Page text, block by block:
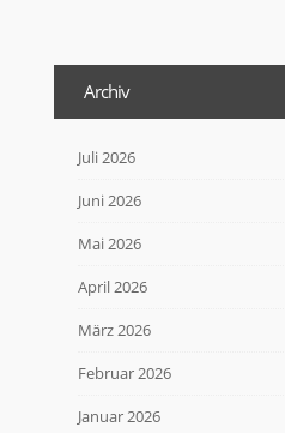
Archiv
Juli 2026
Juni 2026
Mai 2026
April 2026
März 2026
Februar 2026
Januar 2026